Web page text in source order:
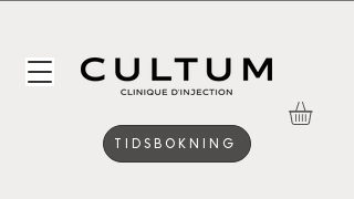
TIDSBOKNING